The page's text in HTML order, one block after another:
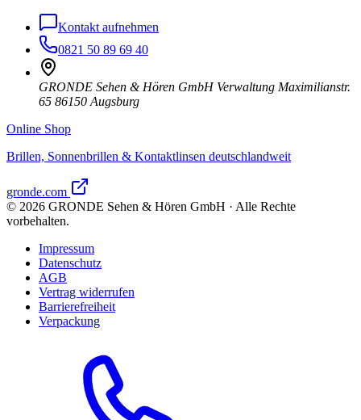
Kontakt aufnehmen
0821 50 89 69 40
GRONDE Sehen & Hören GmbH Verwaltung Maximilianstr.
65 86150 Augsburg
Online Shop
Brillen, Sonnenbrillen & Kontaktlinsen deutschlandweit
gronde.com
© 2026 GRONDE Sehen & Hören GmbH · Alle Rechte
vorbehalten.
Impressum
Datenschutz
AGB
Vertrag widerrufen
Barrierefreiheit
Verpackung